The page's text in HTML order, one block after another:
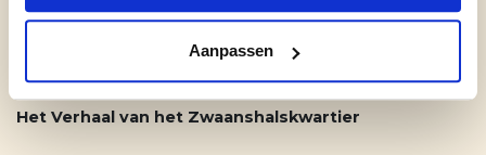
Aanpassen
Trots op…
Het Verhaal van het Zwaanshalskwartier